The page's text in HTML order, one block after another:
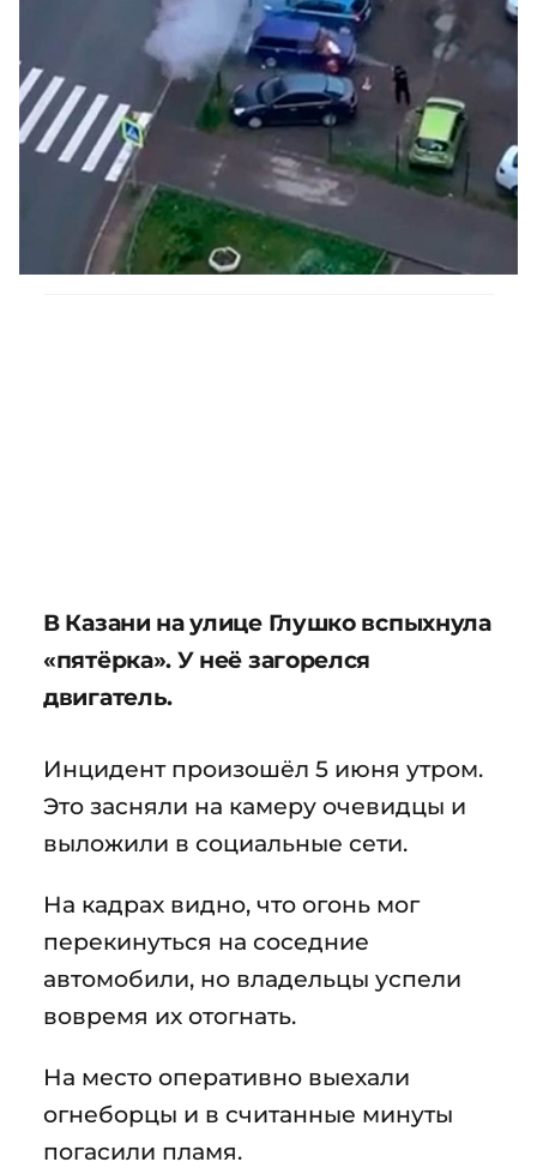
В Казани на улице Глушко вспыхнула
«пятёрка». У неё загорелся
двигатель.
Инцидент произошёл 5 июня утром.
Это засняли на камеру очевидцы и
выложили в социальные сети.
На кадрах видно, что огонь мог
перекинуться на соседние
автомобили, но владельцы успели
вовремя их отогнать.
На место оперативно выехали
огнеборцы и в считанные минуты
погасили пламя.